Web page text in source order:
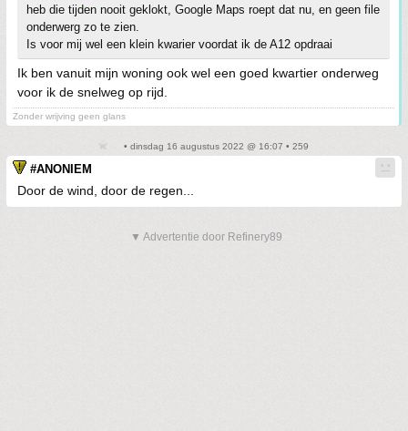
heb die tijden nooit geklokt, Google Maps roept dat nu, en geen file
onderwerg zo te zien.
Is voor mij wel een klein kwarier voordat ik de A12 opdraai
Ik ben vanuit mijn woning ook wel een goed kwartier onderweg
voor ik de snelweg op rijd.
Zonder wrijving geen glans
• dinsdag 16 augustus 2022 @ 16:07 • 259
#ANONIEM
Door de wind, door de regen...
▼ Advertentie door Refinery89